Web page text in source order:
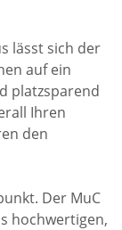
lässt sich der
auf ein
platzsparend
Ihren
den
Der MuC
hochwertigen,